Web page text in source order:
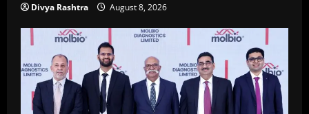
Divya Rashtra August 8, 2026